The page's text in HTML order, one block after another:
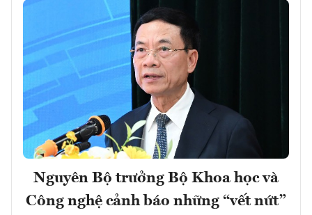
Nguyên Bộ trưởng Bộ Khoa học và
Công nghệ cảnh báo những “vết nứt”